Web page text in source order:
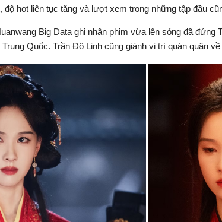
độ hot liên tục tăng và lượt xem trong những tập đầu
Big Data ghi nhận phim vừa lên sóng đã đứng
Quốc. Trần Đô Linh cũng giành vị trí quán quân